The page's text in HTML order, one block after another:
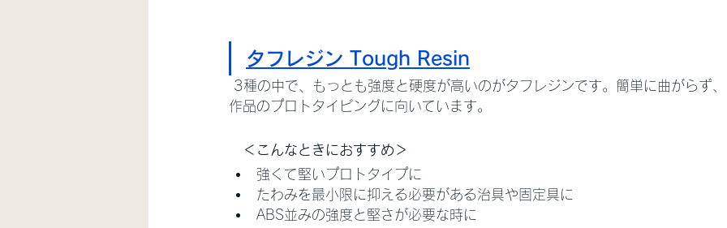
タフレジン Tough Resin
作品のプロトタイピングに向いています。
＜こんなときにおすすめ＞
強くて堅いプロトタイプに
たわみを最小限に抑える必要がある治具や固定具に
ABS並みの強度と堅さが必要な時に